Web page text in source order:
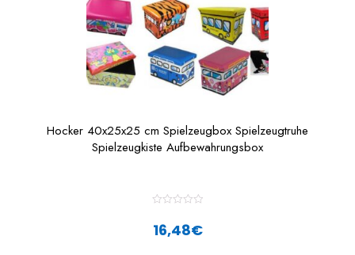
Hocker 40x25x25 cm Spielzeugbox Spielzeugtruhe
Spielzeugkiste Aufbewahrungsbox
16,48€